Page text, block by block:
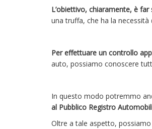
L’obiettivo, chiaramente, è
una truffa, che ha la
Per effettuare un controllo
auto, possiamo conoscere
In questo modo potremmo
al Pubblico Registro
Oltre a tale aspetto, possiamo